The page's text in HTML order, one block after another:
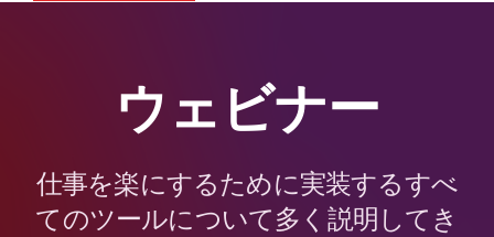
ウェビナー
仕事を楽にするために実装するすべ
てのツールについて多く説明してき